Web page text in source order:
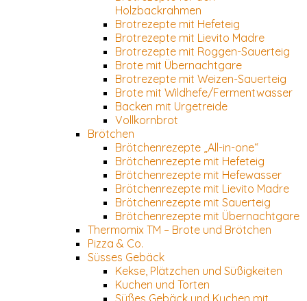
Holzbackrahmen
Brotrezepte mit Hefeteig
Brotrezepte mit Lievito Madre
Brotrezepte mit Roggen-Sauerteig
Brote mit Übernachtgare
Brotrezepte mit Weizen-Sauerteig
Brote mit Wildhefe/Fermentwasser
Backen mit Urgetreide
Vollkornbrot
Brötchen
Brötchenrezepte „All-in-one“
Brötchenrezepte mit Hefeteig
Brötchenrezepte mit Hefewasser
Brötchenrezepte mit Lievito Madre
Brötchenrezepte mit Sauerteig
Brötchenrezepte mit Übernachtgare
Thermomix TM – Brote und Brötchen
Pizza & Co.
Süsses Gebäck
Kekse, Plätzchen und Süßigkeiten
Kuchen und Torten
Süßes Gebäck und Kuchen mit